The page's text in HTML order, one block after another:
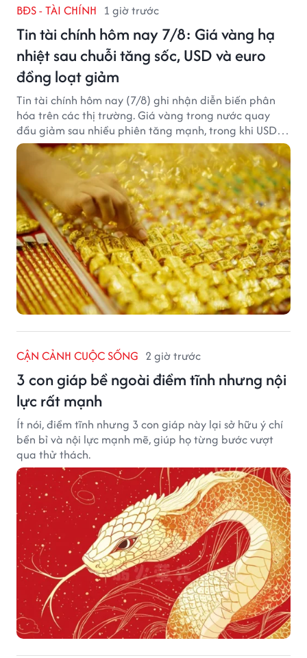
BĐS - TÀI CHÍNH 1 giờ trước
Tin tài chính hôm nay 7/8: Giá vàng hạ
nhiệt sau chuỗi tăng sốc, USD và euro
đồng loạt giảm
Tin tài chính hôm nay (7/8) ghi nhận diễn biến phân
hóa trên các thị trường. Giá vàng trong nước quay
đầu giảm sau nhiều phiên tăng mạnh, trong khi USD
tại ngân hàng tiếp tục suy yếu dù tỷ giá trung tâm lập
đỉnh mới.
CẬN CẢNH CUỘC SỐNG 2 giờ trước
3 con giáp bề ngoài điềm tĩnh nhưng nội
lực rất mạnh
Ít nói, điềm tĩnh nhưng 3 con giáp này lại sở hữu ý chí
bền bỉ và nội lực mạnh mẽ, giúp họ từng bước vượt
qua thử thách.